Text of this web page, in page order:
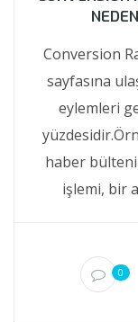
Conversion
sayfasına
eylemleri
haber
işlemi, bir
0